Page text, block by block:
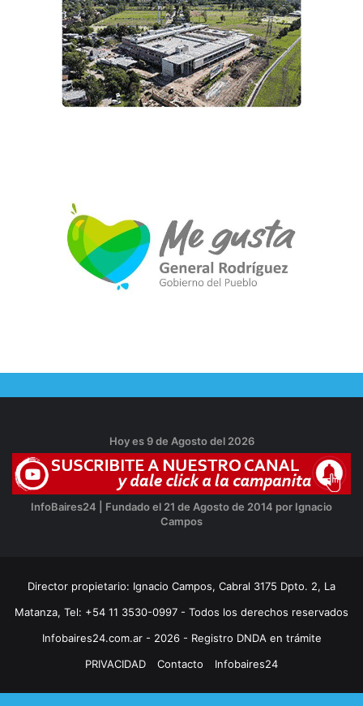
Hoy es 9 de Agosto del 2026
InfoBaires24 | Fundado el 21 de Agosto de 2014 por Ignacio
Campos
Director propietario: Ignacio Campos, Cabral 3175 Dpto. 2, La
Matanza, Tel: +54 11 3530-0997 - Todos los derechos reservados
Infobaires24.com.ar - 2026 - Registro DNDA en trámite
PRIVACIDAD
Contacto Infobaires24